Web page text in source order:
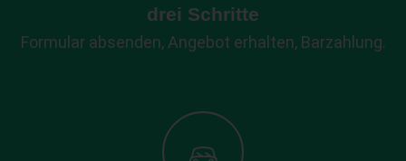
drei Schritte
Formular absenden, Angebot erhalten, Barzahlung.